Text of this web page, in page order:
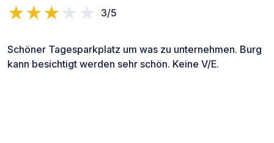
3/5
Schöner Tagesparkplatz um was zu unternehmen. Burg
kann besichtigt werden sehr schön. Keine V/E.